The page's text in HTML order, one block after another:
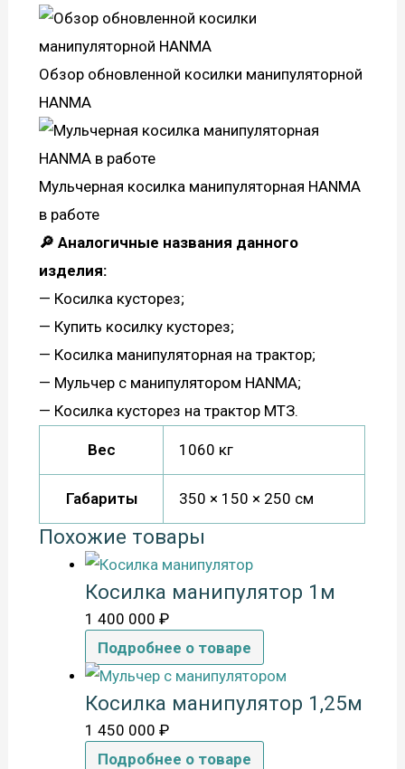
Обзор обновленной косилки манипуляторной
HANMA
Мульчерная косилка манипуляторная HANMA
в работе
🔎 Аналогичные названия данного
изделия:
— Косилка кусторез;
— Купить косилку кусторез;
— Косилка манипуляторная на трактор;
— Мульчер с манипулятором HANMA;
— Косилка кусторез на трактор МТЗ.
Вес 1060 кг
Габариты 350 × 150 × 250 см
Похожие товары
Косилка манипулятор 1м
1 400 000₽
Подробнее о товаре
Косилка манипулятор 1,25м
1 450 000₽
Подробнее о товаре